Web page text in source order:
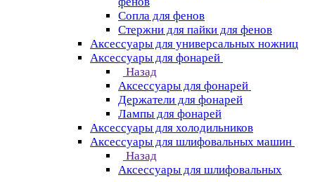
Сопла для фенов
Стержни для пайки для фенов
Аксессуары для универсальных ножниц
Аксессуары для фонарей
Назад
Аксессуары для фонарей
Держатели для фонарей
Лампы для фонарей
Аксессуары для холодильников
Аксессуары для шлифовальных машин
Назад
Аксессуары для шлифовальных